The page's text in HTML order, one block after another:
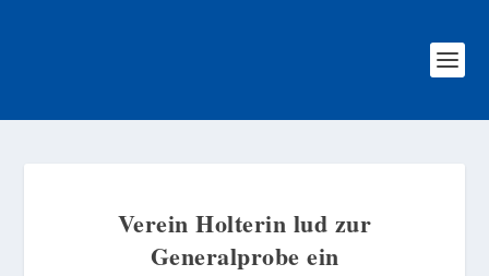
Verein Holterin lud zur
Generalprobe ein